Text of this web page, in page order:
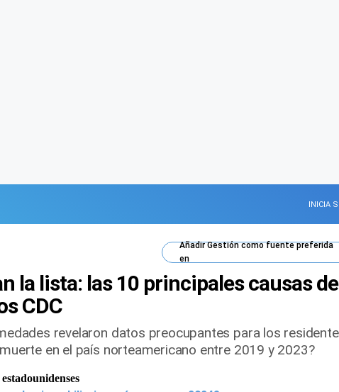
INICIA
AñadirGestióncomo fuente preferida
en
la lista: las 10 principales causas de
CDC
revelaron datos preocupantes para los
en el país norteamericano entre 2019 y 2023?